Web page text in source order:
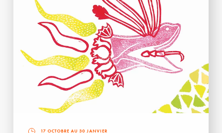
17 OCTOBRE AU 30 JANVIER